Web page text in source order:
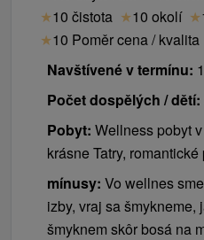
★10 čistota ★10 okolí ★
★10 Poměr cena / kvalita
Navštívené v termínu:
Počet dospělých / dětí:
Pobyt: Wellness pobyt
krásne Tatry,
mínusy: Vo wellnes
izby, vraj sa šmykneme,
šmyknem skôr bosá na